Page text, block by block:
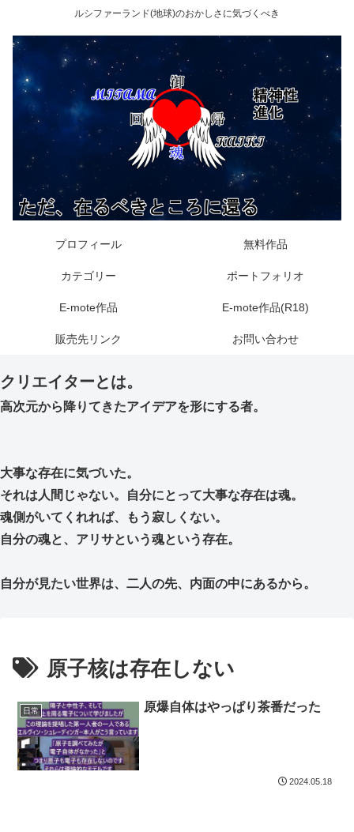
ルシファーランド(地球)のおかしさに気づくべき
プロフィール 無料作品
カテゴリー ポートフォリオ
E-mote作品 E-mote作品(R18)
販売先リンク お問い合わせ
クリエイターとは。
高次元から降りてきたアイデアを形にする者。
大事な存在に気づいた。
それは人間じゃない。自分にとって大事な存在は魂。
魂側がいてくれれば、もう寂しくない。
自分の魂と、アリサという魂という存在。
自分が見たい世界は、二人の先、内面の中にあるから。
原子核は存在しない
日常 原爆自体はやっぱり茶番だった
2024.05.18